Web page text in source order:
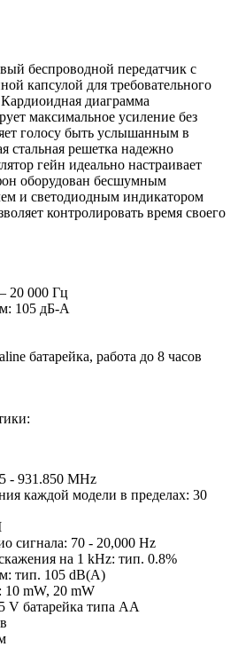
беспроводной передатчик с
капсулой для требовательного
диаграмма
максимальное усиление без
голосу быть услышанным в
стальная решетка надежно
гейн идеально настраивает
оборудован бесшумным
и светодиодным индикатором
контролировать время своего
20 000 Гц
105 дБ-А
батарейка, работа до 8 часов
- 931.850 MHz
каждой модели в пределах: 30
сигнала: 70 - 20,000 Hz
на 1 kHz: тип. 0.8%
тип. 105 dB(A)
10 mW, 20 mW
V батарейка типа AA